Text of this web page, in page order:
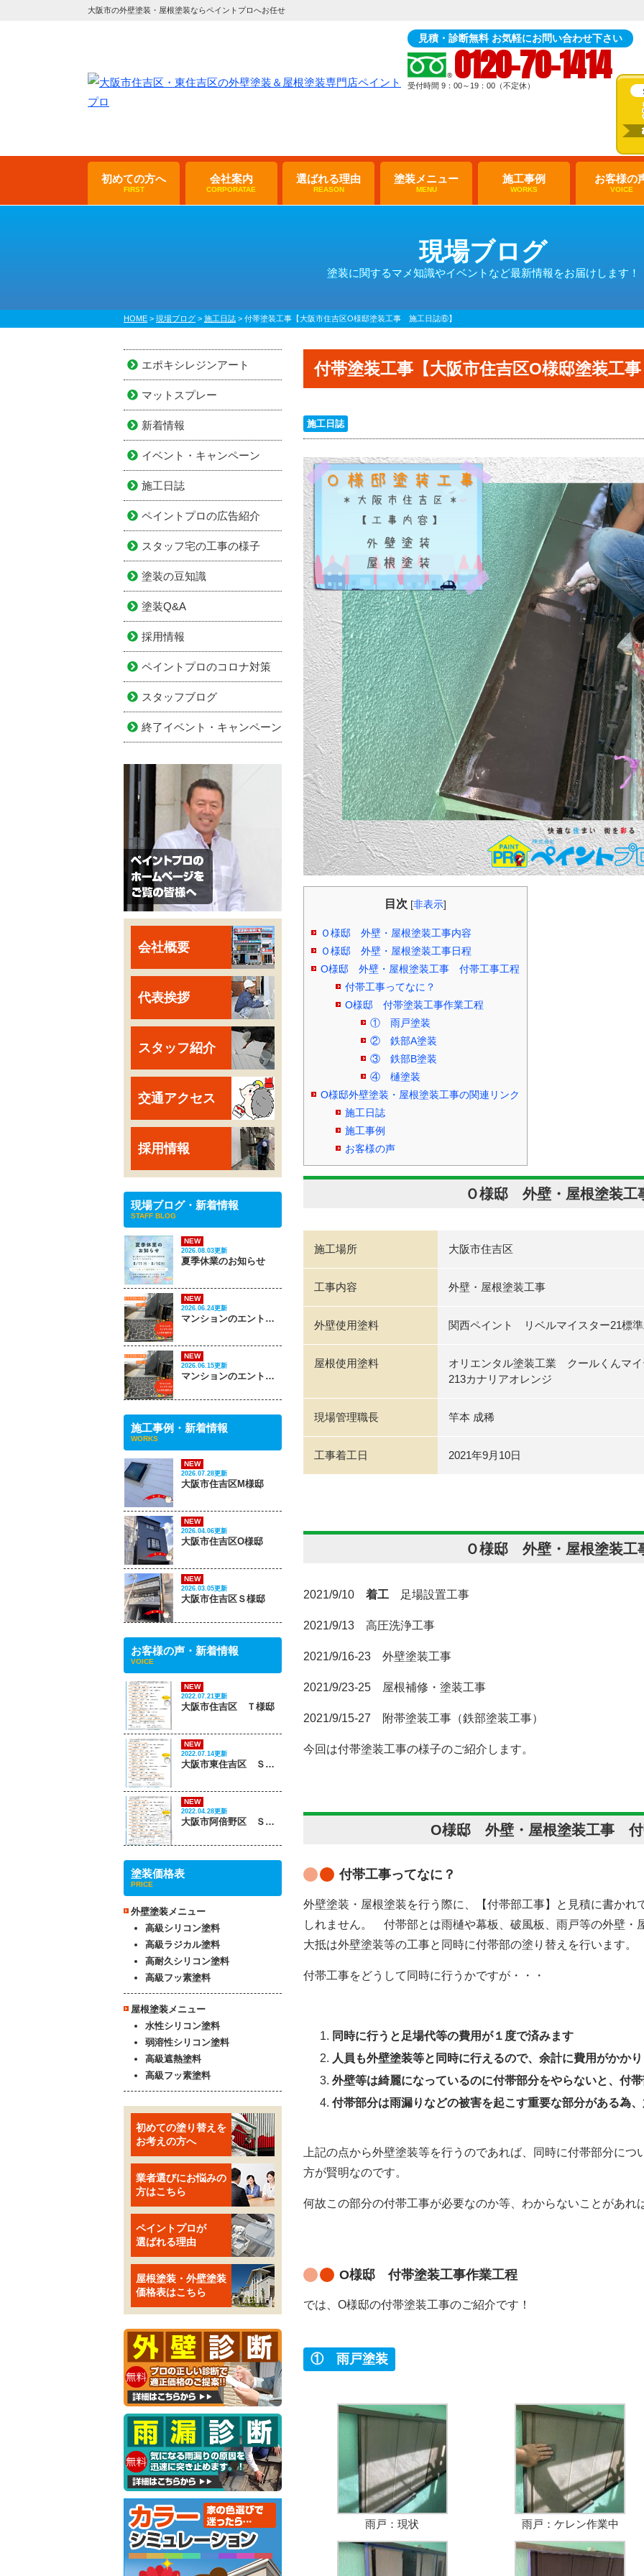
大阪市の外壁塗装・屋根塗装ならペイントプロへお任せ
見積・診断無料 お気軽にお問い合わせ下さい
0120-70-1414
受付時間 9：00～19：00（不定休）
初めての方へ
FIRST
会社案内
CORPORATAE
選ばれる理由
REASON
塗装メニュー
MENU
施工事例
WORKS
お客様の
VOICE
現場ブログ
塗装に関するマメ知識やイベントなど最新情報をお届けします！
HOME > 現場ブログ > 施工日誌 > 付帯塗装工事【大阪市住吉区O様邸塗装工事 施工日誌⑥】
付帯塗装工事【大阪市住吉区O様邸塗装
施工日誌
目次 [非表示]
Ｏ様邸 外壁・屋根塗装工事内容
Ｏ様邸 外壁・屋根塗装工事日程
O様邸 外壁・屋根塗装工事 付帯工事工程
付帯工事ってなに？
O様邸 付帯塗装工事作業工程
① 雨戸塗装
② 鉄部A塗装
③ 鉄部B塗装
④ 樋塗装
O様邸外壁塗装・屋根塗装工事の関連リンク
施工日誌
施工事例
お客様の声
Ｏ様邸 外壁・屋根塗装工
施工場所 大阪市住吉区
工事内容 外壁・屋根塗装工事
外壁使用塗料 関西ペイント リベルマイスター21標
屋根使用塗料
オリエンタル塗装工業 クールくんマ
213カナリアオレンジ
現場管理職長 竿本 成稀
工事着工日 2021年9月10日
Ｏ様邸 外壁・屋根塗装工
2021/9/10 着工 足場設置工事
2021/9/13 高圧洗浄工事
2021/9/16-23 外壁塗装工事
2021/9/23-25 屋根補修・塗装工事
2021/9/15-27 附帯塗装工事（鉄部塗装工事）
今回は付帯塗装工事の様子のご紹介します。
O様邸 外壁・屋根塗装工事 付
付帯工事ってなに？
外壁塗装・屋根塗装を行う際に、【付帯部工事】と見積に書かれ
しれません。 付帯部とは雨樋や幕板、破風板、雨戸等の外壁
大抵は外壁塗装等の工事と同時に付帯部の塗り替えを行います。
付帯工事をどうして同時に行うかですが・・・
同時に行うと足場代等の費用が１度で済みます
人員も外壁塗装等と同時に行えるので、余計に費用がかか
外壁等は綺麗になっているのに付帯部分をやらないと、付
付帯部分は雨漏りなどの被害を起こす重要な部分がある為
上記の点から外壁塗装等を行うのであれば、同時に付帯部分に
方が賢明なのです。
何故この部分の付帯工事が必要なのか等、わからないことがあれ
O様邸 付帯塗装工事作業工程
では、O様邸の付帯塗装工事のご紹介です！
① 雨戸塗装
雨戸：現状 雨戸：ケレン作業中
エポキシレジンアート
マットスプレー
新着情報
イベント・キャンペーン
施工日誌
ペイントプロの広告紹介
スタッフ宅の工事の様子
塗装の豆知識
塗装Q&A
採用情報
ペイントプロのコロナ対策
スタッフブログ
終了イベント・キャンペーン
会社概要
代表挨拶
スタッフ紹介
交通アクセス
採用情報
現場ブログ・新着情報
STAFF BLOG
NEW
2026.08.03更新
夏季休業のお知らせ
NEW
2026.06.24更新
マンションのエントランスがこんなに変わる‼ PART 2
NEW
2026.06.15更新
マンションのエントランスがこんなに変わる‼ PART 1
施工事例・新着情報
WORKS
NEW
2026.07.28更新
大阪市住吉区M様邸
NEW
2026.04.06更新
大阪市住吉区O様邸
NEW
2026.03.05更新
大阪市住吉区Ｓ様邸
お客様の声・新着情報
VOICE
NEW
2022.07.21更新
大阪市住吉区 Ｔ様邸
NEW
2022.07.14更新
大阪市東住吉区 Ｓ様邸
NEW
2022.04.28更新
大阪市阿倍野区 Ｓ様邸
塗装価格表
PRICE
外壁塗装メニュー
高級シリコン塗料
高級ラジカル塗料
高耐久シリコン塗料
高級フッ素塗料
屋根塗装メニュー
水性シリコン塗料
弱溶性シリコン塗料
高級遮熱塗料
高級フッ素塗料
初めての塗り替えを
お考えの方へ
業者選びにお悩みの
方はこちら
ペイントプロが
選ばれる理由
屋根塗装・外壁塗装
価格表はこちら